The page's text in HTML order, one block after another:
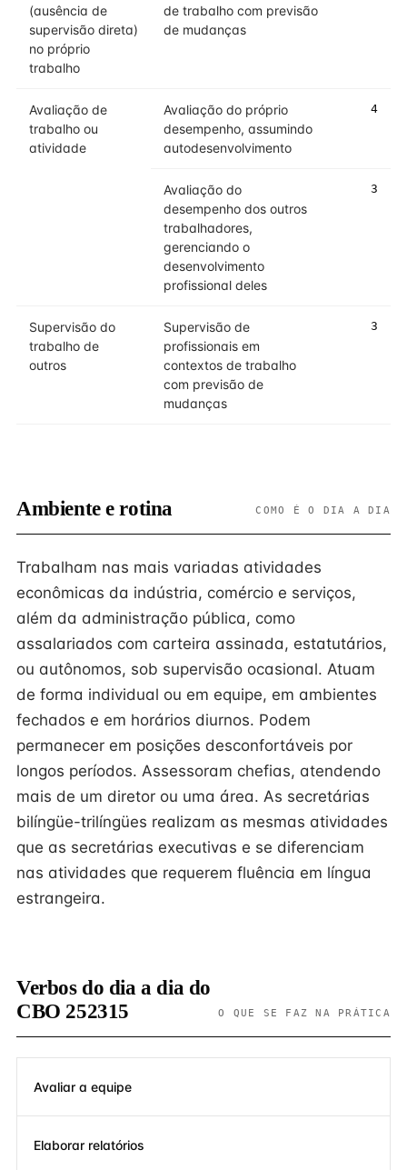
(ausência de
supervisão direta)
no próprio
trabalho
de trabalho com previsão
de mudanças
Avaliação de
trabalho ou
atividade
Avaliação do próprio
desempenho, assumindo
autodesenvolvimento
4
Avaliação do
desempenho dos outros
trabalhadores,
gerenciando o
desenvolvimento
profissional deles
3
Supervisão do
trabalho de
outros
Supervisão de
profissionais em
contextos de trabalho
com previsão de
mudanças
3
Ambiente e rotina COMO É O DIA A DIA
Trabalham nas mais variadas atividades
econômicas da indústria, comércio e serviços,
além da administração pública, como
assalariados com carteira assinada, estatutários,
ou autônomos, sob supervisão ocasional. Atuam
de forma individual ou em equipe, em ambientes
fechados e em horários diurnos. Podem
permanecer em posições desconfortáveis por
longos períodos. Assessoram chefias, atendendo
mais de um diretor ou uma área. As secretárias
bilíngüe-trilíngües realizam as mesmas atividades
que as secretárias executivas e se diferenciam
nas atividades que requerem fluência em língua
estrangeira.
Verbos do dia a dia do
CBO 252315
O QUE SE FAZ NA PRÁTICA
Avaliar a equipe
Elaborar relatórios